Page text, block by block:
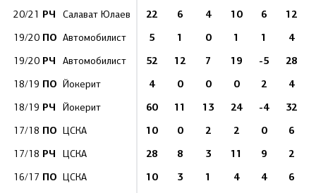
20/21 РЧ Салават Юлаев 22 6 4 10 6 12
19/20 ПО Автомобилист 5 1 0 1 1 4
19/20 РЧ Автомобилист 52 12 7 19 -5 28
18/19 ПО Йокерит 4 0 0 0 2 4
18/19 РЧ Йокерит 60 11 13 24 -4 32
17/18 ПО ЦСКА 10 0 2 2 0 6
17/18 РЧ ЦСКА 28 8 3 11 9 2
16/17 ПО ЦСКА 10 3 1 4 4 6